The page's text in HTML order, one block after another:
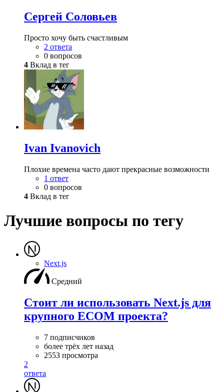
Сергей Соловьев
Просто хочу быть счастливым
2 ответа
0 вопросов
4 Вклад в тег
Ivan Ivanovich
Плохие времена часто дают прекрасные возможности
1 ответ
0 вопросов
4 Вклад в тег
Лучшие вопросы по тегу
Next.js
Средний
Стоит ли использовать Next.js для
крупного ECOM проекта?
7 подписчиков
более трёх лет назад
2553 просмотра
2
ответа